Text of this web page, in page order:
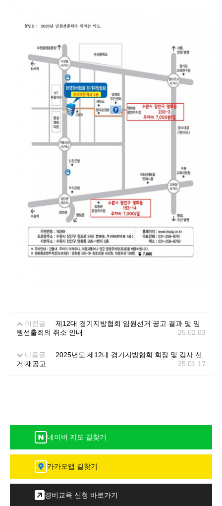
이전글
제12대 경기지방협회 임원선거 공고 결과 및 임
원선출회의 취소 안내
25.02.03
다음글
2025년도 제12대 경기지방협회 회장 및 감사 선
거 재공고
25.01.17
네이버 지도 길찾기
카카오맵 길찾기
경비교육 신청 바로가기